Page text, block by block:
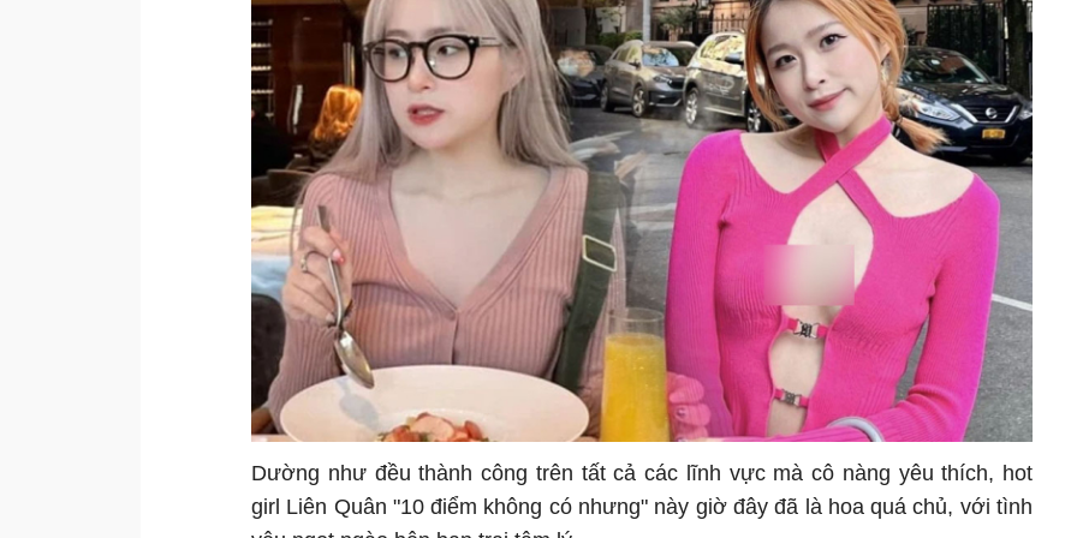
Dường như đều thành công trên tất cả các lĩnh vực mà cô nàng yêu thích, hot
girl Liên Quân "10 điểm không có nhưng" này giờ đây đã là hoa quá chủ, với tình